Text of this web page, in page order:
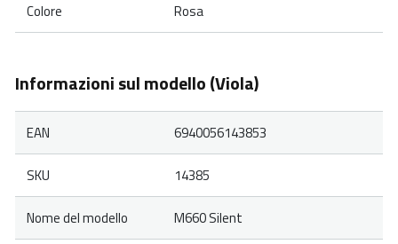
Colore Rosa
Informazioni sul modello (Viola)
EAN 6940056143853
SKU 14385
Nome del modello M660 Silent